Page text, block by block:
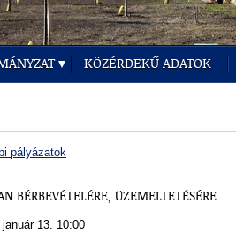
KÖZÉRDEKŰ ADATOK
pályázatok
BÉRBEVÉTELÉRE, ÜZEMELTETÉSÉRE
13. 10:00